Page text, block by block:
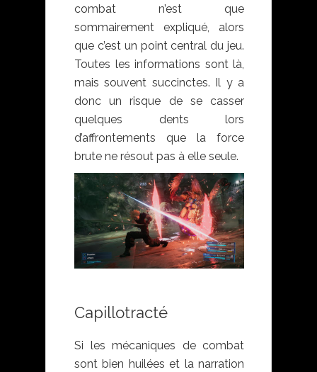
combat n’est que
sommairement expliqué, alors
que c’est un point central du jeu.
Toutes les informations sont là,
mais souvent succinctes. Il y a
donc un risque de se casser
quelques dents lors
d’affrontements que la force
brute ne résout pas à elle seule.
Capillotracté
Si les mécaniques de combat
sont bien huilées et la narration